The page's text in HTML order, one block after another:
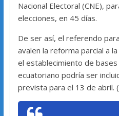
Nacional Electoral (CNE),
elecciones, en 45 días.
De ser así, el referendo
avalen la reforma parcial a
el establecimiento de
ecuatoriano podría ser
prevista para el 13 de abril.